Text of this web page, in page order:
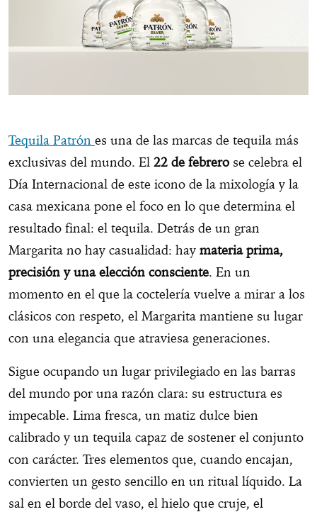
Tequila Patrón es una de las marcas de tequila más
exclusivas del mundo. El 22 de febrero se celebra el
Día Internacional de este icono de la mixología y la
casa mexicana pone el foco en lo que determina el
resultado final: el tequila. Detrás de un gran
Margarita no hay casualidad: hay materia prima,
precisión y una elección consciente. En un
momento en el que la coctelería vuelve a mirar a los
clásicos con respeto, el Margarita mantiene su lugar
con una elegancia que atraviesa generaciones.
Sigue ocupando un lugar privilegiado en las barras
del mundo por una razón clara: su estructura es
impecable. Lima fresca, un matiz dulce bien
calibrado y un tequila capaz de sostener el conjunto
con carácter. Tres elementos que, cuando encajan,
convierten un gesto sencillo en un ritual líquido. La
sal en el borde del vaso, el hielo que cruje, el